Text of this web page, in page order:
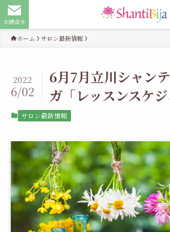
お問合せ
ホーム サロン最新情報
6月7月立川シャン
ガ「レッスンスケジ
2022
6/02
サロン最新情報